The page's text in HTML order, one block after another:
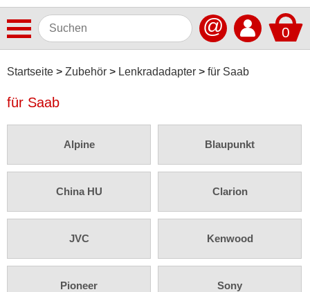
0
@
Startseite Zubehör Lenkradadapter für Saab
Elektromobilität
Freisprechanlagen
Navigationssoftware
Navigationssysteme
für Saab
Alpine Blaupunkt
China HU Clarion
JVC Kenwood
Pioneer Sony